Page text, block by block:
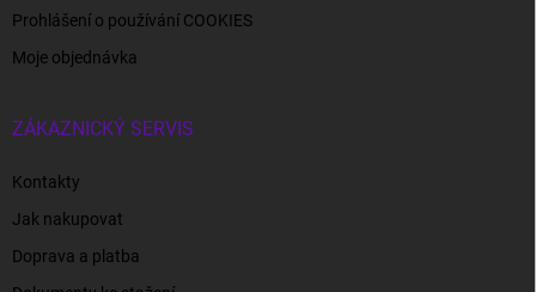
Prohlášení o používání COOKIES
Moje objednávka
ZÁKAZNICKÝ SERVIS
Kontakty
Jak nakupovat
Doprava a platba